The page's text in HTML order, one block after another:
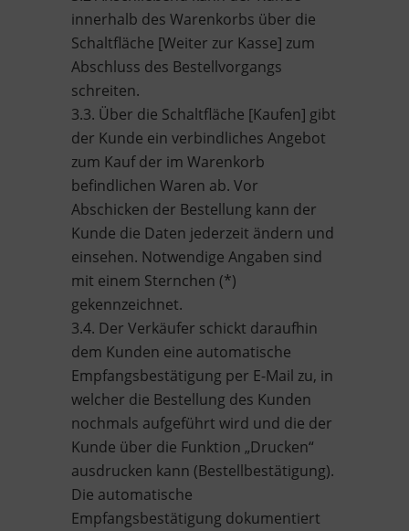
innerhalb des Warenkorbs über die
Schaltfläche [Weiter zur Kasse] zum
Abschluss des Bestellvorgangs
schreiten.
3.3. Über die Schaltfläche [Kaufen] gibt
der Kunde ein verbindliches Angebot
zum Kauf der im Warenkorb
befindlichen Waren ab. Vor
Abschicken der Bestellung kann der
Kunde die Daten jederzeit ändern und
einsehen. Notwendige Angaben sind
mit einem Sternchen (*)
gekennzeichnet.
3.4. Der Verkäufer schickt daraufhin
dem Kunden eine automatische
Empfangsbestätigung per E-Mail zu, in
welcher die Bestellung des Kunden
nochmals aufgeführt wird und die der
Kunde über die Funktion „Drucken“
ausdrucken kann (Bestellbestätigung).
Die automatische
Empfangsbestätigung dokumentiert